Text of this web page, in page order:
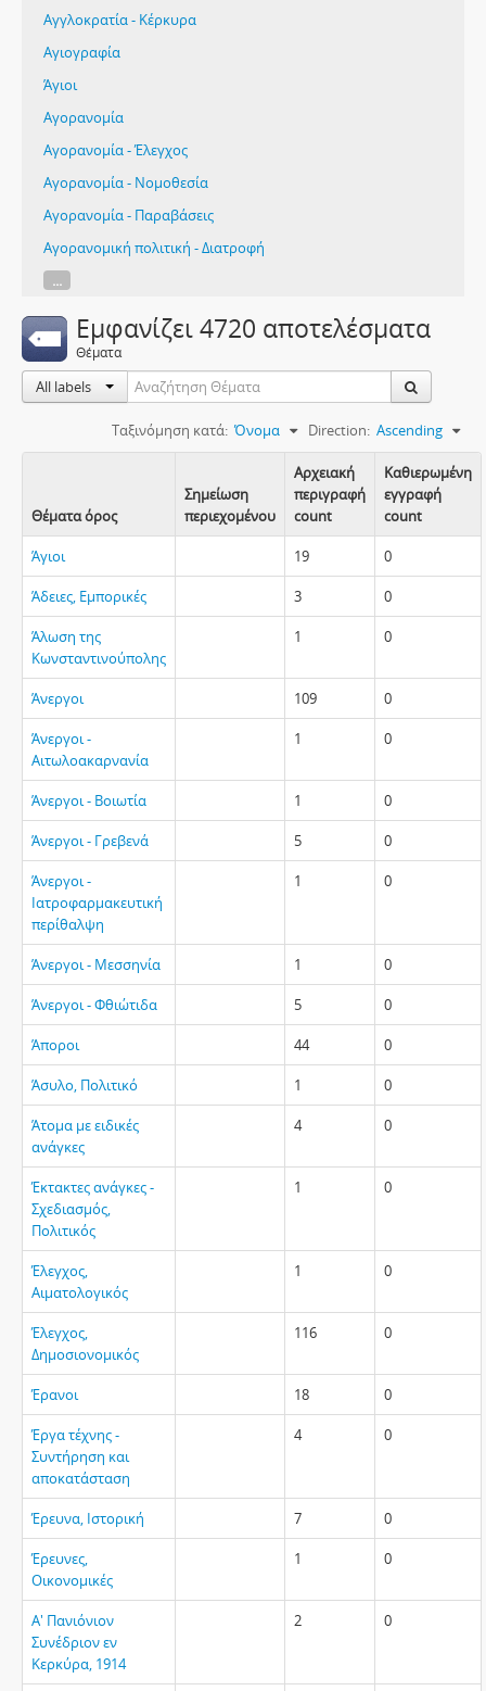
Αγγλοκρατία - Κέρκυρα
Αγιογραφία
Άγιοι
Αγορανομία
Αγορανομία - Έλεγχος
Αγορανομία - Νομοθεσία
Αγορανομία - Παραβάσεις
Αγορανομική πολιτική - Διατροφή
...
Εμφανίζει 4720 αποτελέσματα
Θέματα
All labels
Ταξινόμηση κατά: Όνομα Direction: Ascending
Θέματα όρος
Σημείωση
περιεχομένου
Αρχειακή
περιγραφή
count
Καθιερωμένη
εγγραφή
count
Άγιοι 19 0
Άδειες, Εμπορικές 3 0
Άλωση της
Κωνσταντινούπολης
1 0
Άνεργοι 109 0
Άνεργοι -
Αιτωλοακαρνανία
1 0
Άνεργοι - Βοιωτία 1 0
Άνεργοι - Γρεβενά 5 0
Άνεργοι -
Ιατροφαρμακευτική
περίθαλψη
1 0
Άνεργοι - Μεσσηνία 1 0
Άνεργοι - Φθιώτιδα 5 0
Άποροι 44 0
Άσυλο, Πολιτικό 1 0
Άτομα με ειδικές
ανάγκες
4 0
Έκτακτες ανάγκες -
Σχεδιασμός,
Πολιτικός
1 0
Έλεγχος,
Αιματολογικός
1 0
Έλεγχος,
Δημοσιονομικός
116 0
Έρανοι 18 0
Έργα τέχνης -
Συντήρηση και
αποκατάσταση
4 0
Έρευνα, Ιστορική 7 0
Έρευνες,
Οικονομικές
1 0
Α' Πανιόνιον
Συνέδριον εν
Κερκύρα, 1914
2 0